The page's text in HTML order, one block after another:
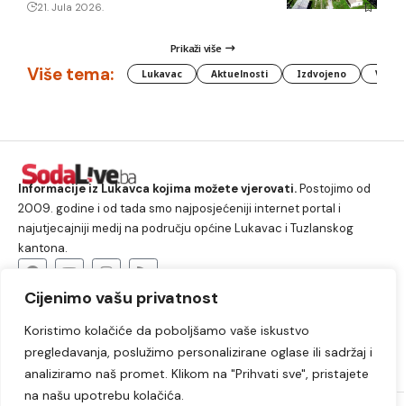
Cijenimo vašu privatnost
Koristimo kolačiće da poboljšamo vaše iskustvo
pregledavanja, poslužimo personalizirane oglase ili sadržaj i
analiziramo naš promet. Klikom na "Prihvati sve", pristajete
na našu upotrebu kolačića.
21. Jula 2026.
Prikaži više
Više tema: Lukavac Aktuelnosti Izdvojeno
Informacije iz Lukavca kojima možete vjerovati.Postojimo od
2009. godine i od tada smo najposjećeniji internet portal i
najutjecajniji medij na području općine Lukavac i Tuzlanskog
kantona.
Lukavac Društvo Crna hronika
Sport
Kultura
Kolumne Slobodno vrijeme